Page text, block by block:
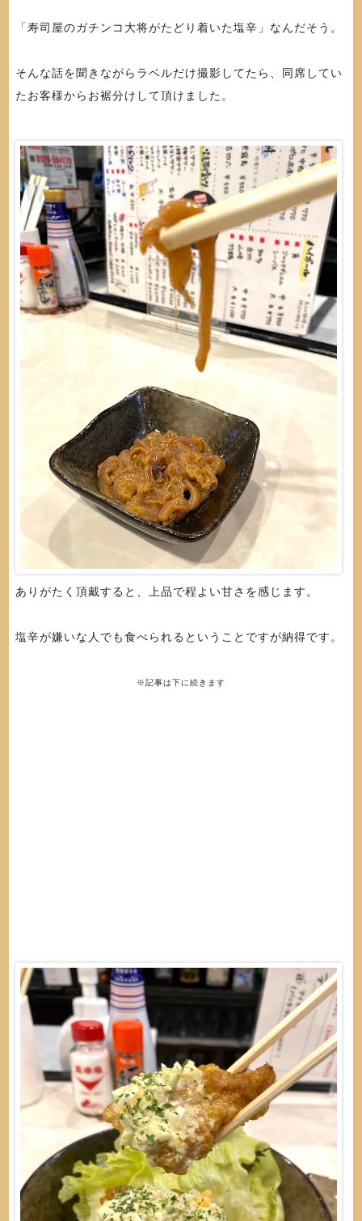
「寿司屋のガチンコ大将がたどり着いた塩辛」なんだそう。
そんな話を聞きながらラベルだけ撮影してたら、同席してい
たお客様からお裾分けして頂けました。
ありがたく頂戴すると、上品で程よい甘さを感じます。
塩辛が嫌いな人でも食べられるということですが納得です。
※記事は下に続きます